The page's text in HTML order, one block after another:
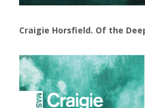
Craigie Horsfield. Of the